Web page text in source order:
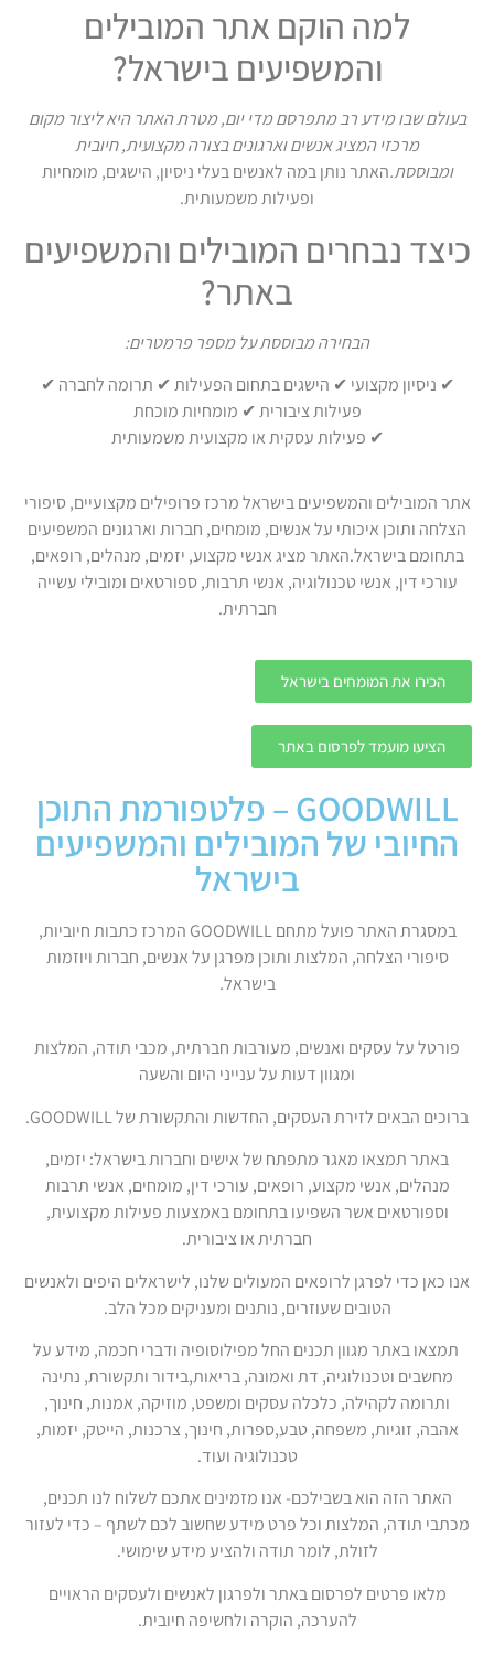
למה הוקם אתר המובילים
והמשפיעים בישראל?
בעולם שבו מידע רב מתפרסם מדי יום, מטרת האתר היא ליצור מקום
מרכזי המציג אנשים וארגונים בצורה מקצועית, חיובית
ומבוססת.האתר נותן במה לאנשים בעלי ניסיון, הישגים, מומחיות
ופעילות משמעותית.
כיצד נבחרים המובילים והמשפיעים
באתר?
הבחירה מבוססת על מספר פרמטרים:
✔ ניסיון מקצועי ✔ הישגים בתחום הפעילות ✔ תרומה לחברה ✔
פעילות ציבורית ✔ מומחיות מוכחת
✔ פעילות עסקית או מקצועית משמעותית
אתר המובילים והמשפיעים בישראל מרכז פרופילים מקצועיים, סיפורי
הצלחה ותוכן איכותי על אנשים, מומחים, חברות וארגונים המשפיעים
בתחומם בישראל.האתר מציג אנשי מקצוע, יזמים, מנהלים, רופאים,
עורכי דין, אנשי טכנולוגיה, אנשי תרבות, ספורטאים ומובילי עשייה
חברתית.
הכירו את המומחים בישראל
הציעו מועמד לפרסום באתר
GOODWILL – פלטפורמת התוכן
החיובי של המובילים והמשפיעים
בישראל
במסגרת האתר פועל מתחם GOODWILL המרכז כתבות חיוביות,
סיפורי הצלחה, המלצות ותוכן מפרגן על אנשים, חברות ויוזמות
בישראל.
פורטל על עסקים ואנשים, מעורבות חברתית, מכבי תודה, המלצות
ומגוון דעות על ענייני היום והשעה
ברוכים הבאים לזירת העסקים, החדשות והתקשורת של GOODWILL.
באתר תמצאו מאגר מתפתח של אישים וחברות בישראל: יזמים,
מנהלים, אנשי מקצוע, רופאים, עורכי דין, מומחים, אנשי תרבות
וספורטאים אשר השפיעו בתחומם באמצעות פעילות מקצועית,
חברתית או ציבורית.
אנו כאן כדי לפרגן לרופאים המעולים שלנו, לישראלים היפים ולאנשים
הטובים שעוזרים, נותנים ומעניקים מכל הלב.
תמצאו באתר מגוון תכנים החל מפילוסופיה ודברי חכמה, מידע על
מחשבים וטכנולוגיה, דת ואמונה, בריאות,בידור ותקשורת, נתינה
ותרומה לקהילה, כלכלה עסקים ומשפט, מוזיקה, אמנות, חינוך,
אהבה, זוגיות, משפחה, טבע,ספרות, חינוך, צרכנות, הייטק, יזמות,
טכנולוגיה ועוד.
האתר הזה הוא בשבילכם- אנו מזמינים אתכם לשלוח לנו תכנים,
מכתבי תודה, המלצות וכל פרט מידע שחשוב לכם לשתף – כדי לעזור
לזולת, לומר תודה ולהציע מידע שימושי.
מלאו פרטים לפרסום באתר ולפרגון לאנשים ולעסקים הראויים
להערכה, הוקרה ולחשיפה חיובית.